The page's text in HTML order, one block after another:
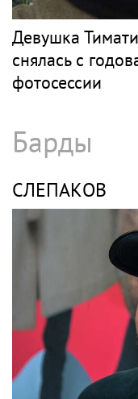
Девушка
снялась с
фотосессии
Барды
СЛЕПАКОВ